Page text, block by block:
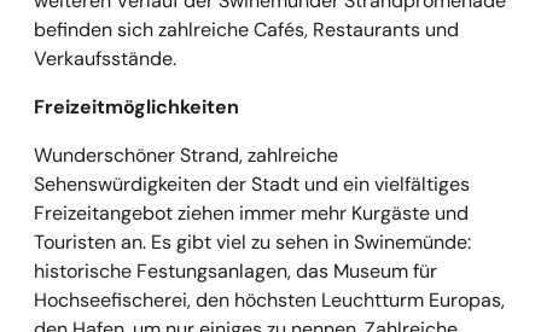
befinden sich zahlreiche Cafés, Restaurants und
Verkaufsstände.
Freizeitmöglichkeiten
Wunderschöner Strand, zahlreiche
Sehenswürdigkeiten der Stadt und ein vielfältiges
Freizeitangebot ziehen immer mehr Kurgäste und
Touristen an. Es gibt viel zu sehen in Swinemünde:
historische Festungsanlagen, das Museum für
Hochseefischerei, den höchsten Leuchtturm Europas,